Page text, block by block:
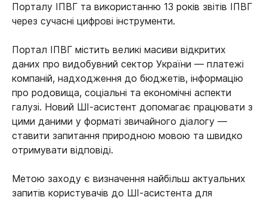
Порталу ІПВГ та використанню 13 років звітів ІПВГ
через сучасні цифрові інструменти.
Портал ІПВГ містить великі масиви відкритих
даних про видобувний сектор України — платежі
компаній, надходження до бюджетів, інформацію
про родовища, соціальні та економічні аспекти
галузі. Новий ШІ-асистент допомагає працювати з
цими даними у форматі звичайного діалогу —
ставити запитання природною мовою та швидко
отримувати відповіді.
Метою заходу є визначення найбільш актуальних
запитів користувачів до ШІ-асистента для